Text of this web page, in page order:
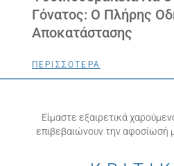
Γόνατος: Ο Πλήρης
Αποκατάστασης
ΠΕΡΙΣΣΟΤΕΡΑ
Είμαστε εξαιρετικά
επιβεβαιώνουν την αφοσίωσή